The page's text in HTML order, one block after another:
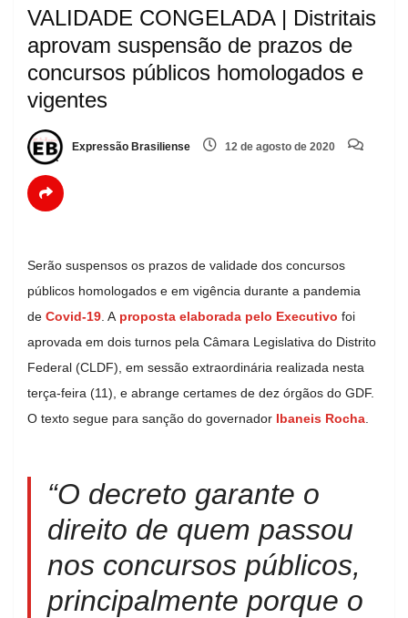
VALIDADE CONGELADA | Distritais
aprovam suspensão de prazos de
concursos públicos homologados e
vigentes
Expressão Brasiliense 12 de agosto de 2020
Serão suspensos os prazos de validade dos concursos
públicos homologados e em vigência durante a pandemia
de Covid-19 . A proposta elaborada pelo Executivo foi
aprovada em dois turnos pela Câmara Legislativa do Distrito
Federal (CLDF), em sessão extraordinária realizada nesta
terça-feira (11), e abrange certames de dez órgãos do GDF.
O texto segue para sanção do governador Ibaneis Rocha
“O decreto garante o
direito de quem passou
nos concursos públicos,
principalmente porque o